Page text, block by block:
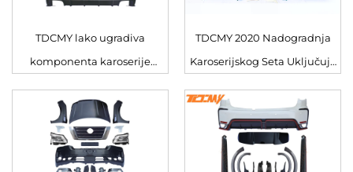
TDCMY lako ugradiva
komponenta karoserije
za ulaz zraka, rešetka, izduvni
sistem, spoiler i zaštitna traka
za Nissan Patrol RSS
TDCMY 2020 Nadogradnja
Karoserijskog Seta Uključuje
Nissan Patrol 2010-2020 Y62